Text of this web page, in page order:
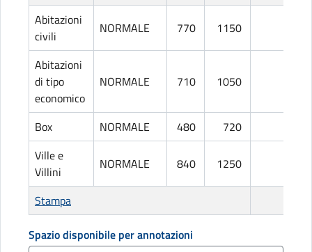
Abitazioni
civili
NORMALE 770 1150
Abitazioni
di tipo
economico
NORMALE 710 1050
Box NORMALE 480 720
Ville e
Villini
NORMALE 840 1250
Stampa
Spazio disponibile per annotazioni